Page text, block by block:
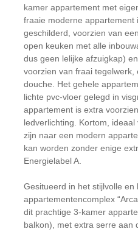
kamer appartement met
fraaie moderne appartement
geschilderd, voorzien van
open keuken met alle
dus geen lelijke afzuigkap)
voorzien van fraai
douche. Het gehele
lichte pvc-vloer gelegd in
appartement is extra
ledverlichting. Kortom,
zijn naar een modern
kan worden zonder enige
Energielabel A.
Gesitueerd in het stijlvolle
appartementencomplex
dit prachtige 3-kamer
balkon), met extra serre aan